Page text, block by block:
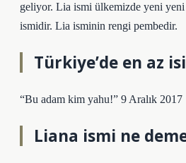
geliyor. Lia ismi ülkemizde yeni yeni
ismidir. Lia isminin rengi pembedir.
Türkiye’de en az
“Bu adam kim yahu!” 9 Aralık 2017
Liana ismi ne